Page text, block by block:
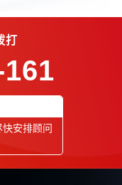
打
安排顾问